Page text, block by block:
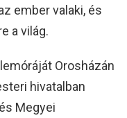
ember valaki, és
a világ.
Orosházán
hivatalban
Megyei